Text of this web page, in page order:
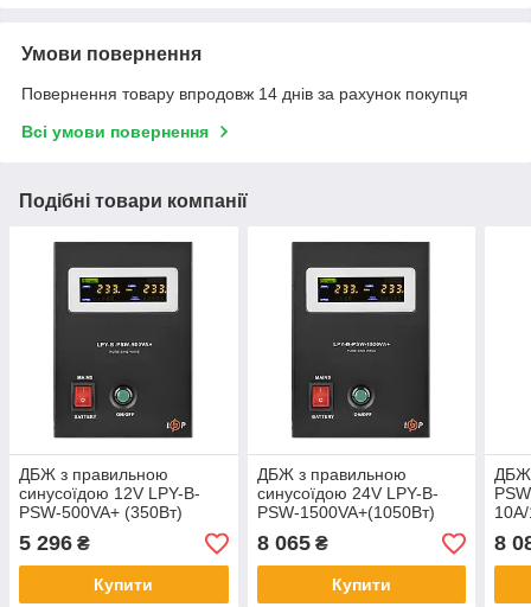
Умови повернення
Повернення товару впродовж 14 днів за рахунок покупця
Всі умови повернення
Подібні товари компанії
ДБЖ з правильною
синусоїдою 12V LPY-B-
PSW-500VA+ (350Вт)
5A/10A
5 296 ₴
Купити
ДБЖ з правильною
синусоїдою 24V LPY-B-
PSW-1500VA+(1050Вт)
10A/15A
8 065₴
Купити
ДБЖ
8